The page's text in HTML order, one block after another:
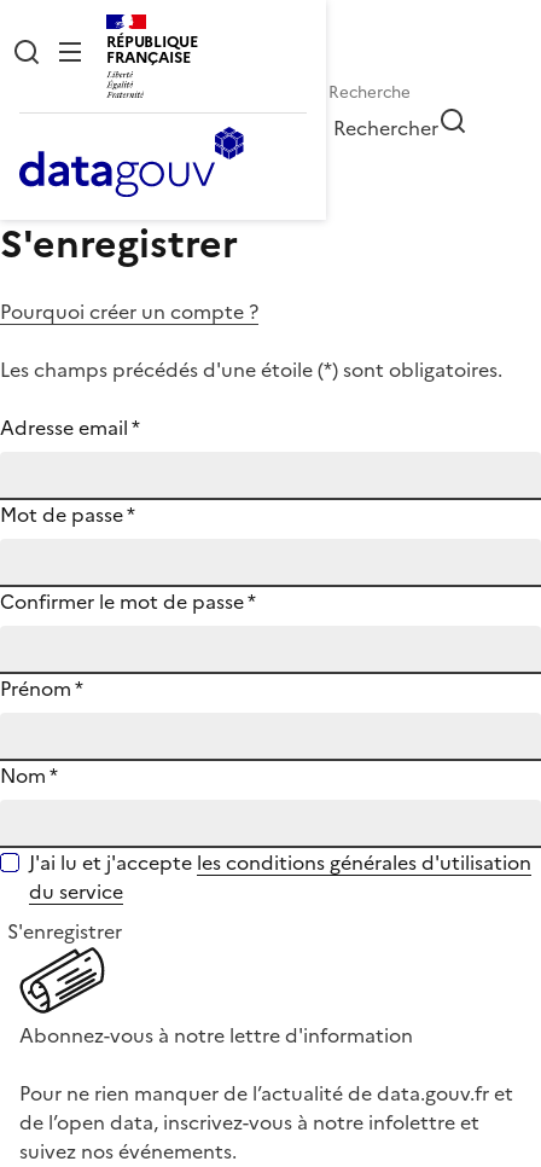
RÉPUBLIQUE
FRANÇAISE
Rechercher
S'enregistrer
Pourquoi créer un compte ?
Les champs précédés d'une étoile (*) sont obligatoires.
Adresse email*
Mot de passe*
Confirmer le mot de passe*
Prénom*
Nom*
J'ai lu et j'accepte les conditions générales d'utilisation
du service
S'enregistrer
Abonnez-vous à notre lettre d'information
Pour ne rien manquer de l’actualité de data.gouv.fr et
de l’open data, inscrivez-vous à notre infolettre et
suivez nos événements.